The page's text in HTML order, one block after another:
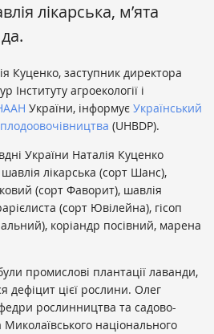
лікарська, м’ята
Куценко, заступник директора
Інституту агроекології і
України, інформує Український
(UHBDP).
України Наталія Куценко
лікарська (сорт Шанс),
(сорт Фаворит), шавлія
(сорт Ювілейна), гісоп
коріандр посівний, марена
промислові плантації лаванди,
дефіцит цієї рослини. Олег
рослинництва та садово-
національного